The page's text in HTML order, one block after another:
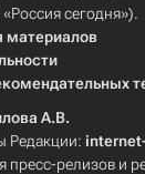
сегодня»).
материалов
А.В.
Редакции:
пресс-релизов и